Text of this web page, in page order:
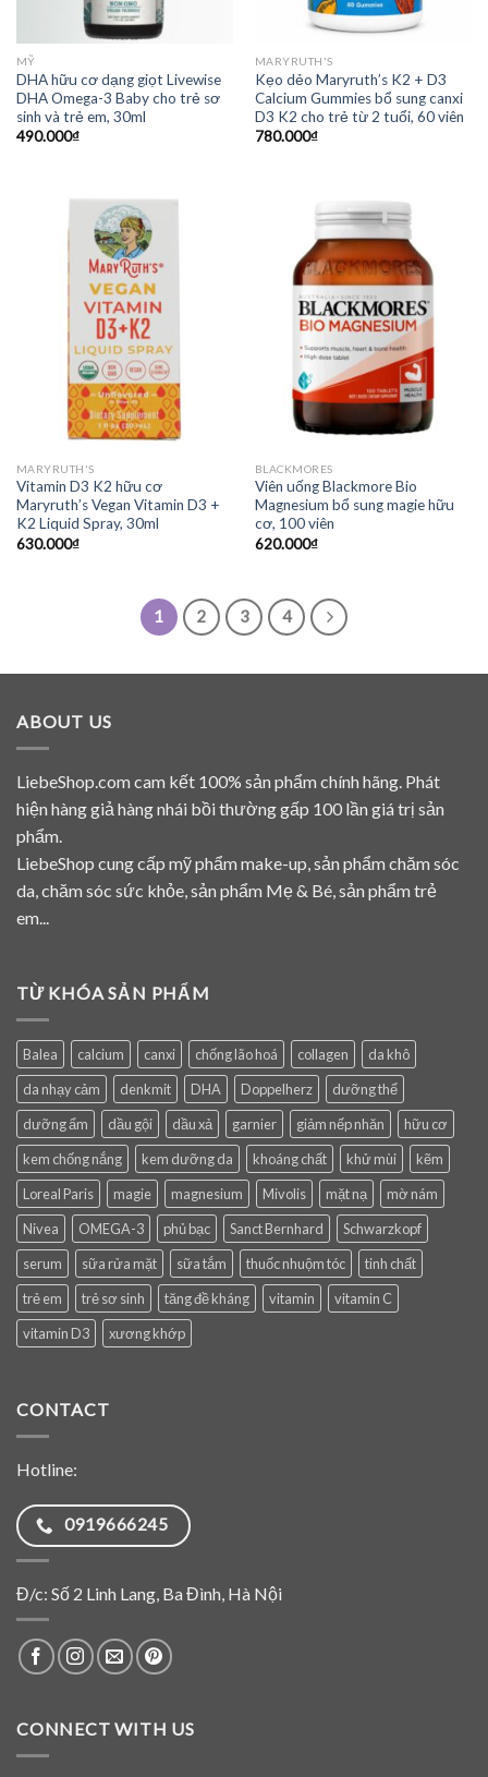
MỸ
DHA hữu cơ dạng giọt Livewise
DHA Omega-3 Baby cho trẻ sơ
sinh và trẻ em, 30ml
490.000₫
MARYRUTH'S
Kẹo dẻo Maryruth’s K2 + D3
Calcium Gummies bổ sung canxi
D3 K2 cho trẻ từ 2 tuổi, 60 viên
780.000₫
MARYRUTH'S
Vitamin D3 K2 hữu cơ
Maryruth’s Vegan Vitamin D3 +
K2 Liquid Spray, 30ml
630.000₫
BLACKMORES
Viên uống Blackmore Bio
Magnesium bổ sung magie hữu
cơ, 100 viên
620.000₫
1 2 3 4
ABOUT US
LiebeShop.com cam kết 100% sản phẩm chính hãng. Phát
hiện hàng giả hàng nhái bồi thường gấp 100 lần giá trị sản
phẩm.
LiebeShop cung cấp mỹ phẩm make-up, sản phẩm chăm sóc
da, chăm sóc sức khỏe, sản phẩm Mẹ & Bé, sản phẩm trẻ
em...
TỪ KHÓA SẢN PHẨM
Balea calcium canxi chống lão hoá collagen
da khô
da nhạy cảm
denkmit DHA Doppelherz
dưỡng thể
dưỡng ẩm
dầu gội dầu xả garnier giảm nếp nhăn
hữu cơ
kem chống nắng
kem dưỡng da khoáng chất khử mùi
kẽm
Loreal Paris
magie magnesium Mivolis mặt nạ
mờ nám
Nivea
OMEGA-3 phủ bạc Sanct Bernhard
Schwarzkopf
serum
sữa rửa mặt sữa tắm thuốc nhuộm tóc
tinh chất
trẻ em
trẻ sơ sinh tăng đề kháng vitamin
vitamin C
vitamin D3
xương khớp
CONTACT
Hotline:
0919666245
Đ/c: Số 2 Linh Lang, Ba Đình, Hà Nội
CONNECT WITH US